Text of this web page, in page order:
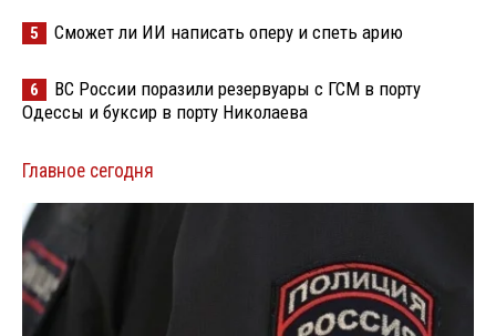
5 Сможет ли ИИ написать оперу и спеть арию
6
ВС России поразили резервуары с ГСМ в порту
Одессы и буксир в порту Николаева
Главное сегодня